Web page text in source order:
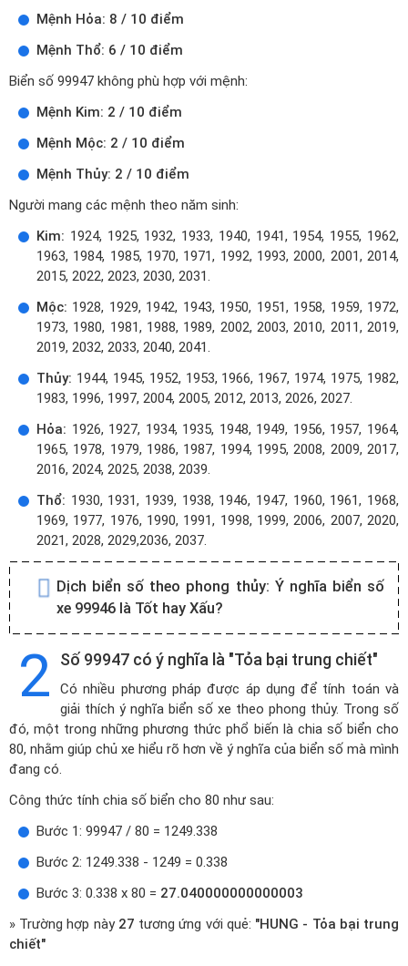
Mệnh Hỏa: 8 / 10 điểm
Mệnh Thổ: 6 / 10 điểm
Biển số 99947 không phù hợp với mệnh:
Mệnh Kim: 2 / 10 điểm
Mệnh Mộc: 2 / 10 điểm
Mệnh Thủy: 2 / 10 điểm
Người mang các mệnh theo năm sinh:
Kim: 1924, 1925, 1932, 1933, 1940, 1941, 1954, 1955, 1962,
1963, 1984, 1985, 1970, 1971, 1992, 1993, 2000, 2001, 2014,
2015, 2022, 2023, 2030, 2031.
Mộc: 1928, 1929, 1942, 1943, 1950, 1951, 1958, 1959, 1972,
1973, 1980, 1981, 1988, 1989, 2002, 2003, 2010, 2011, 2019,
2019, 2032, 2033, 2040, 2041.
Thủy: 1944, 1945, 1952, 1953, 1966, 1967, 1974, 1975, 1982,
1983, 1996, 1997, 2004, 2005, 2012, 2013, 2026, 2027.
Hỏa: 1926, 1927, 1934, 1935, 1948, 1949, 1956, 1957, 1964,
1965, 1978, 1979, 1986, 1987, 1994, 1995, 2008, 2009, 2017,
2016, 2024, 2025, 2038, 2039.
Thổ: 1930, 1931, 1939, 1938, 1946, 1947, 1960, 1961, 1968,
1969, 1977, 1976, 1990, 1991, 1998, 1999, 2006, 2007, 2020,
2021, 2028, 2029,2036, 2037.
Dịch biển số theo phong thủy: Ý nghĩa biển số
xe 99946 là Tốt hay Xấu?
2 Số 99947 có ý nghĩa là "Tỏa bại trung chiết"
Có nhiều phương pháp được áp dụng để tính toán và
giải thích ý nghĩa biển số xe theo phong thủy. Trong số
đó, một trong những phương thức phổ biến là chia số biển cho
80, nhằm giúp chủ xe hiểu rõ hơn về ý nghĩa của biển số mà mình
đang có.
Công thức tính chia số biển cho 80 như sau:
Bước 1: 99947 / 80 = 1249.338
Bước 2: 1249.338 - 1249 = 0.338
Bước 3: 0.338 x 80 = 27.040000000000003
» Trường hợp này 27 tương ứng với quẻ: "HUNG - Tỏa bại trung
chiết"